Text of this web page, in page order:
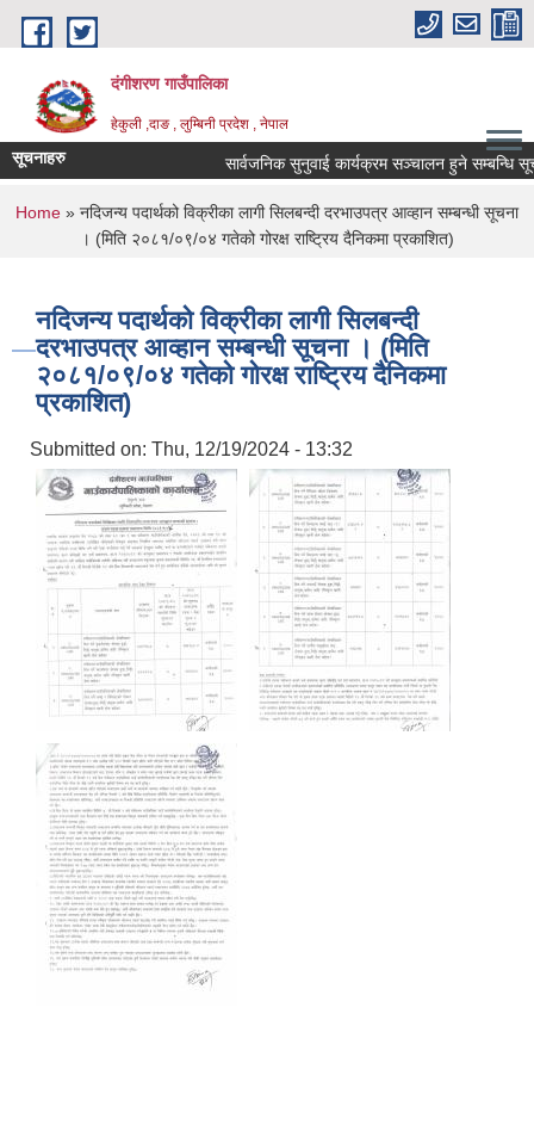
Skip to main content
दंगीशरण गाउँपालिका
हेकुली ,दाङ , लुम्बिनी प्रदेश , नेपाल
सूचनाहरु सार्वजनिक सुनुवाई कार्यक्रम सञ्चालन हुने सम्बन्धि
You are here
Home » नदिजन्य पदार्थको विक्रीका लागी सिलबन्दी दरभाउपत्र आव्हान सम्बन्धी सूचना
। (मिति २०८१/०९/०४ गतेको गोरक्ष राष्ट्रिय दैनिकमा प्रकाशित)
नदिजन्य पदार्थको विक्रीका लागी सिलबन्दी
दरभाउपत्र आव्हान सम्बन्धी सूचना । (मिति
२०८१/०९/०४ गतेको गोरक्ष राष्ट्रिय दैनिकमा
प्रकाशित)
Submitted on: Thu, 12/19/2024 - 13:32